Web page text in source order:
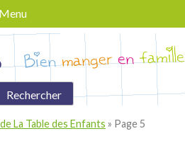
Menu
La Table des Enfants » Page 5